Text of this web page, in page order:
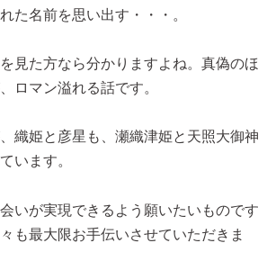
た名前を思い出す・・・。
見た方なら分かりますよね。真偽のほ
ロマン溢れる話です。
織姫と彦星も、瀬織津姫と天照大御神
います。
いが実現できるよう願いたいものです
も最大限お手伝いさせていただきま